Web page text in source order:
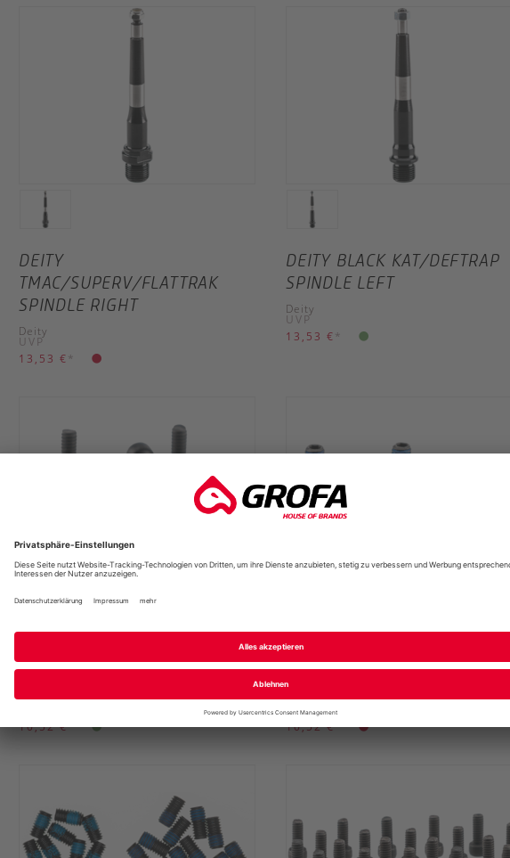
DEITY
TMAC/SUPERV/FLATTRAK
SPINDLE RIGHT
Deity
UVP
13,53 € *
DEITY BLACK KAT/DEFTRAP
SPINDLE LEFT
Deity
UVP
13,53 € *
DEITY BLADERUNNER SHORT
PIN KIT
Deity
10,52 €*
DEITY T-MAC STANDARD PIN
KIT
Deity
UVP
10,52 €*